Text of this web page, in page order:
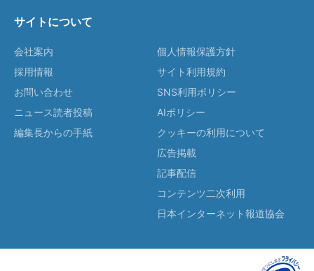
サイトについて
会社案内
採用情報
お問い合わせ
ニュース読者投稿
編集長からの手紙
個人情報保護方針
サイト利用規約
SNS利用ポリシー
AIポリシー
クッキーの利用について
広告掲載
記事配信
コンテンツ二次利用
日本インターネット報道協会